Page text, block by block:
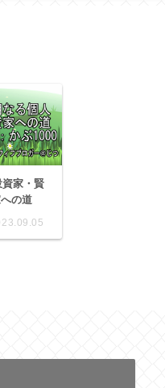
資家・賢
の道